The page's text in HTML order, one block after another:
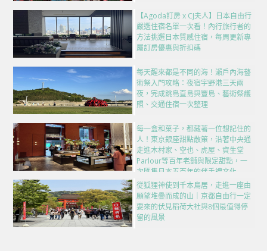
【Agoda訂房 x CJ夫人】日本自由行
嚴選住宿名單一次看！內行旅行者的
方法挑選日本質感住宿，每周更新專
屬訂房優惠與折扣碼
每天醒來都是不同的海！瀨戶內海藝
術祭入門攻略：夜宿宇野港三天兩
夜，完成跳島直島與豐島、藝術祭護
照、交通住宿一次整理
每一盒和菓子，都藏著一位想記住的
人！東京銀座甜點散策，沿著中央通
走進木村家、空也、虎屋、資生堂
Parlour等百年老舖與限定甜點，一
次匯集日本五百年的伴手禮文化
從狐狸神使到千本鳥居，走進一座由
願望堆疊而成的山｜京都自由行一定
要來的伏見稻荷大社與8個最值得停
留的風景